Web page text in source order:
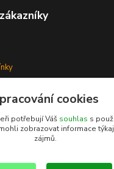
cookies
potřebují Váš souhlas s
zobrazovat informace
zájmů.